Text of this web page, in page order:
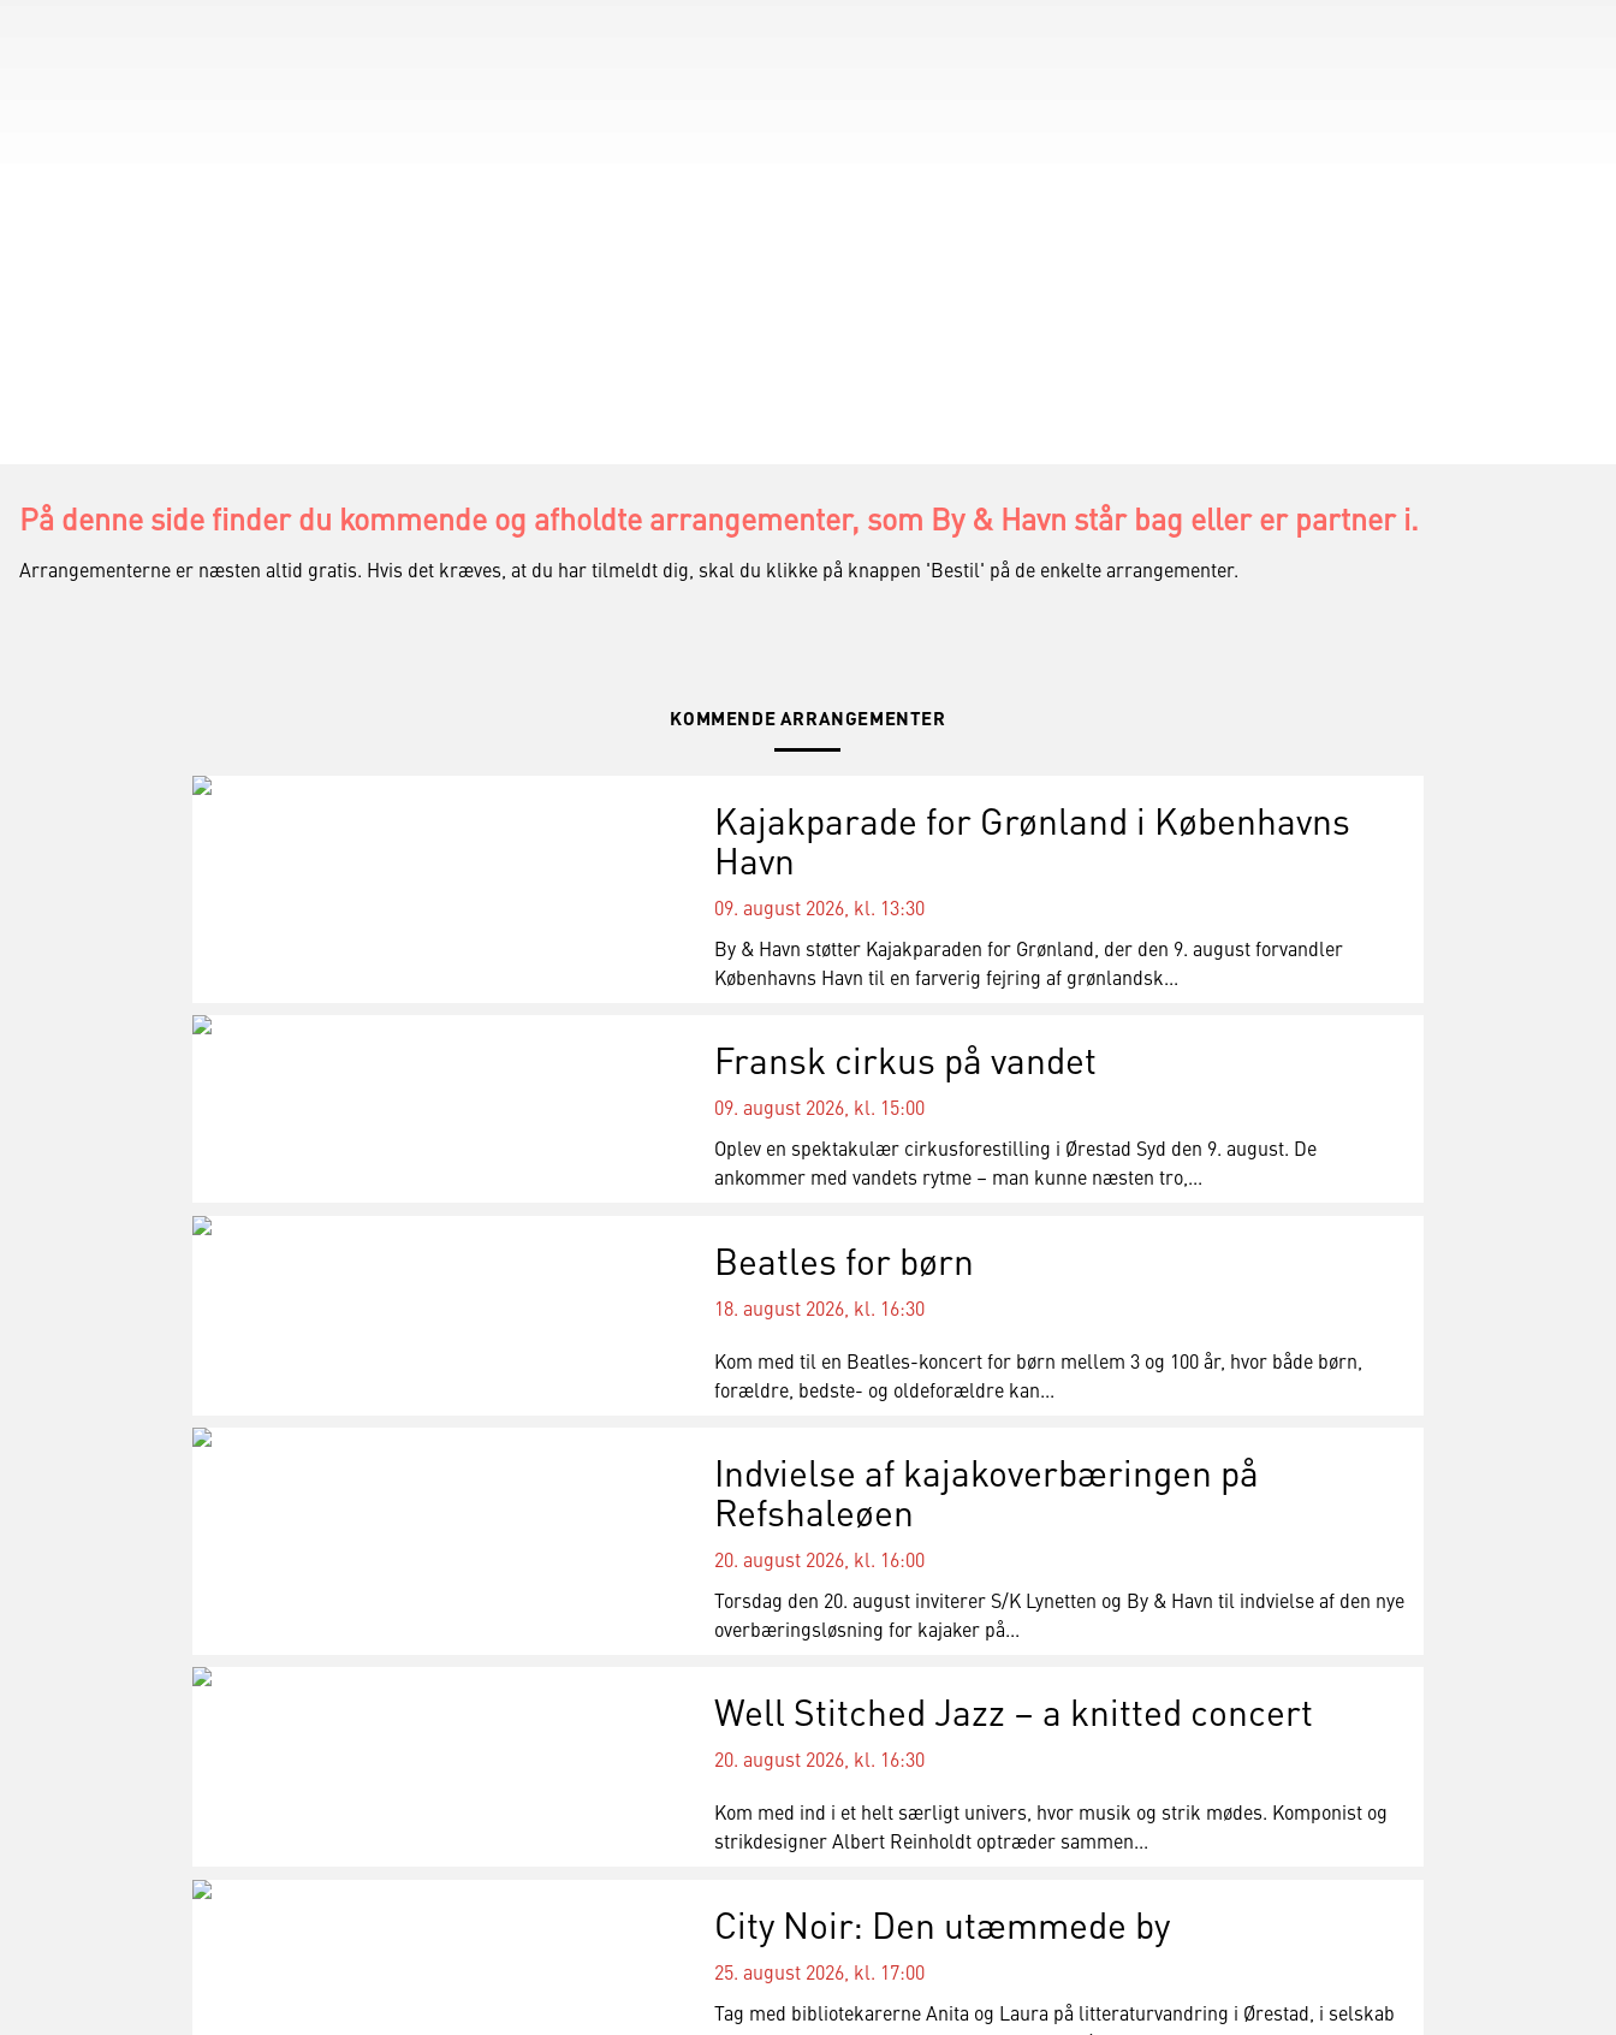
På denne side finder du kommende og afholdte arrangementer, som By & Havn står bag eller er partner i.
Arrangementerne er næsten altid gratis. Hvis det kræves, at du har tilmeldt dig, skal du klikke på knappen 'Bestil' på de enkelte arrangementer.
KOMMENDE ARRANGEMENTER
Kajakparade for Grønland i Københavns
Havn
09. august 2026, kl. 13:30
By & Havn støtter Kajakparaden for Grønland, der den 9. august forvandler
Københavns Havn til en farverig fejring af grønlandsk...
Fransk cirkus på vandet
09. august 2026, kl. 15:00
Oplev en spektakulær cirkusforestilling i Ørestad Syd den 9. august. De
ankommer med vandets rytme – man kunne næsten tro,...
Beatles for børn
18. august 2026, kl. 16:30
Kom med til en Beatles-koncert for børn mellem 3 og 100 år, hvor både børn,
forældre, bedste- og oldeforældre kan...
Indvielse af kajakoverbæringen på
Refshaleøen
20. august 2026, kl. 16:00
Torsdag den 20. august inviterer S/K Lynetten og By & Havn til indvielse af den nye
overbæringsløsning for kajaker på...
Well Stitched Jazz – a knitted concert
20. august 2026, kl. 16:30
Kom med ind i et helt særligt univers, hvor musik og strik mødes. Komponist og
strikdesigner Albert Reinholdt optræder sammen...
City Noir: Den utæmmede by
25. august 2026, kl. 17:00
Tag med bibliotekarerne Anita og Laura på litteraturvandring i Ørestad, i selskab